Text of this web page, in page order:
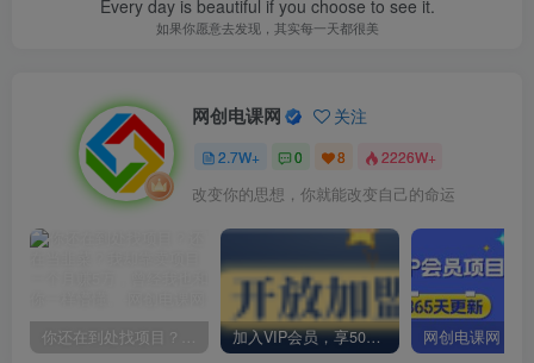
Every day is beautiful if you choose to see it.
如果你愿意去发现，其实每一天都很美
网创电课网 关注
2.7W+ 0 8 2226W+
改变你的思想，你就能改变自己的命运
加入VIP会员，享50%的推广提成，免费学习多种网上创业课程，菜鸟秒变大神！